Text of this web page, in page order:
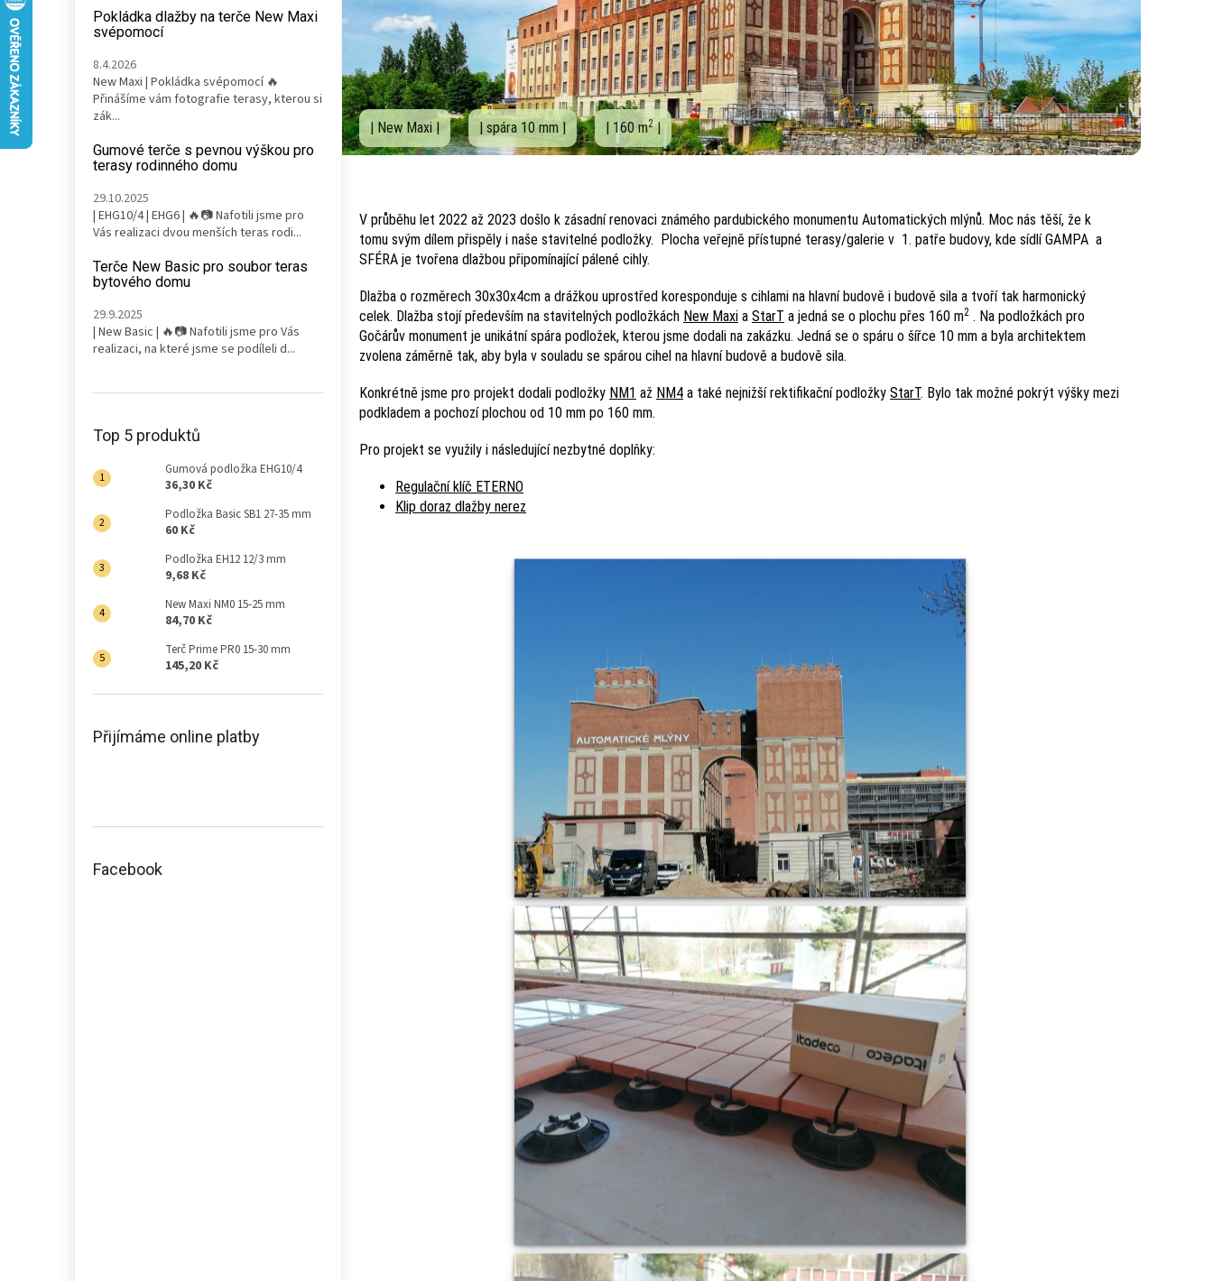
Pokládka dlažby na terče New Maxi
svépomocí
8.4.2026
New Maxi | Pokládka svépomocí 🔥
Přinášíme vám fotografie terasy, kterou si
zák...
Gumové terče s pevnou výškou pro
terasy rodinného domu
29.10.2025
| EHG10/4 | EHG6 | 🔥📷 Nafotili jsme pro
Vás realizaci dvou menších teras rodi...
Terče New Basic pro soubor teras
bytového domu
29.9.2025
| New Basic | 🔥📷 Nafotili jsme pro Vás
realizaci, na které jsme se podíleli d...
Top 5 produktů
Gumová podložka EHG10/4
36,30 Kč
Podložka Basic SB1 27-35 mm
60 Kč
Podložka EH12 12/3 mm
9,68 Kč
New Maxi NM0 15-25 mm
84,70 Kč
Terč Prime PR0 15-30 mm
145,20 Kč
Přijímáme online platby
Facebook
| New Maxi | | spára 10 mm | | 160 m2|
V průběhu let 2022 až 2023 došlo k zásadní renovaci známého pardubického monumentu Automatických mlýnů. Moc nás těší, že k
tomu svým dílem přispěly i naše stavitelné podložky. Plocha veřejně přístupné terasy/galerie v 1. patře budovy, kde sídlí GAMPA a
SFÉRA je tvořena dlažbou připomínající pálené cihly.
Dlažba o rozměrech 30x30x4cm a drážkou uprostřed koresponduje s cihlami na hlavní budově i budově sila a tvoří tak harmonický
celek. Dlažba stojí především na stavitelných podložkách New Maxi a StarT a jedná se o plochu přes 160 m2 . Na podložkách pro
Gočárův monument je unikátní spára podložek, kterou jsme dodali na zakázku. Jedná se o spáru o šířce 10 mm a byla architektem
zvolena záměrně tak, aby byla v souladu se spárou cihel na hlavní budově a budově sila.
Konkrétně jsme pro projekt dodali podložky NM1 až NM4 a také nejnižší rektifikační podložky StarT. Bylo tak možné pokrýt výšky mezi
podkladem a pochozí plochou od 10 mm po 160 mm.
Pro projekt se využily i následující nezbytné doplňky:
Regulační klíč ETERNO
Klip doraz dlažby nerez